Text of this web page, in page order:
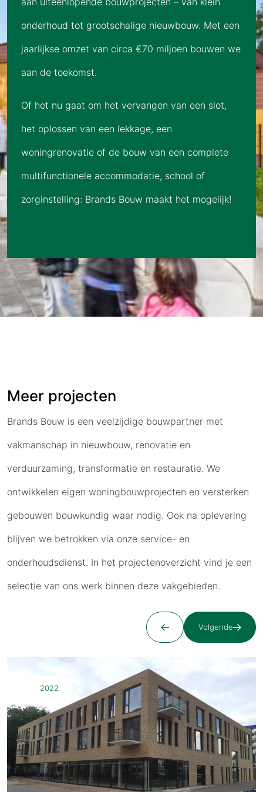
onderhoud tot grootschalige nieuwbouw. Met een
jaarlijkse omzet van circa €70 miljoen bouwen we
aan de toekomst.
Of het nu gaat om het vervangen van een slot,
het oplossen van een lekkage, een
woningrenovatie of de bouw van een complete
multifunctionele accommodatie, school of
zorginstelling: Brands Bouw maakt het mogelijk!
Meer projecten
Brands Bouw is een veelzijdige bouwpartner met
vakmanschap in nieuwbouw, renovatie en
verduurzaming, transformatie en restauratie. We
ontwikkelen eigen woningbouwprojecten en versterken
gebouwen bouwkundig waar nodig. Ook na oplevering
blijven we betrokken via onze service- en
onderhoudsdienst. In het projectenoverzicht vind je een
selectie van ons werk binnen deze vakgebieden.
Volgende
2022